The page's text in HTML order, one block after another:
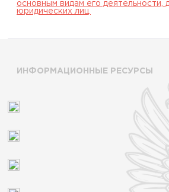
основным видам его деятельности,
юридических лиц.
ИНФОРМАЦИОННЫЕ РЕСУРСЫ